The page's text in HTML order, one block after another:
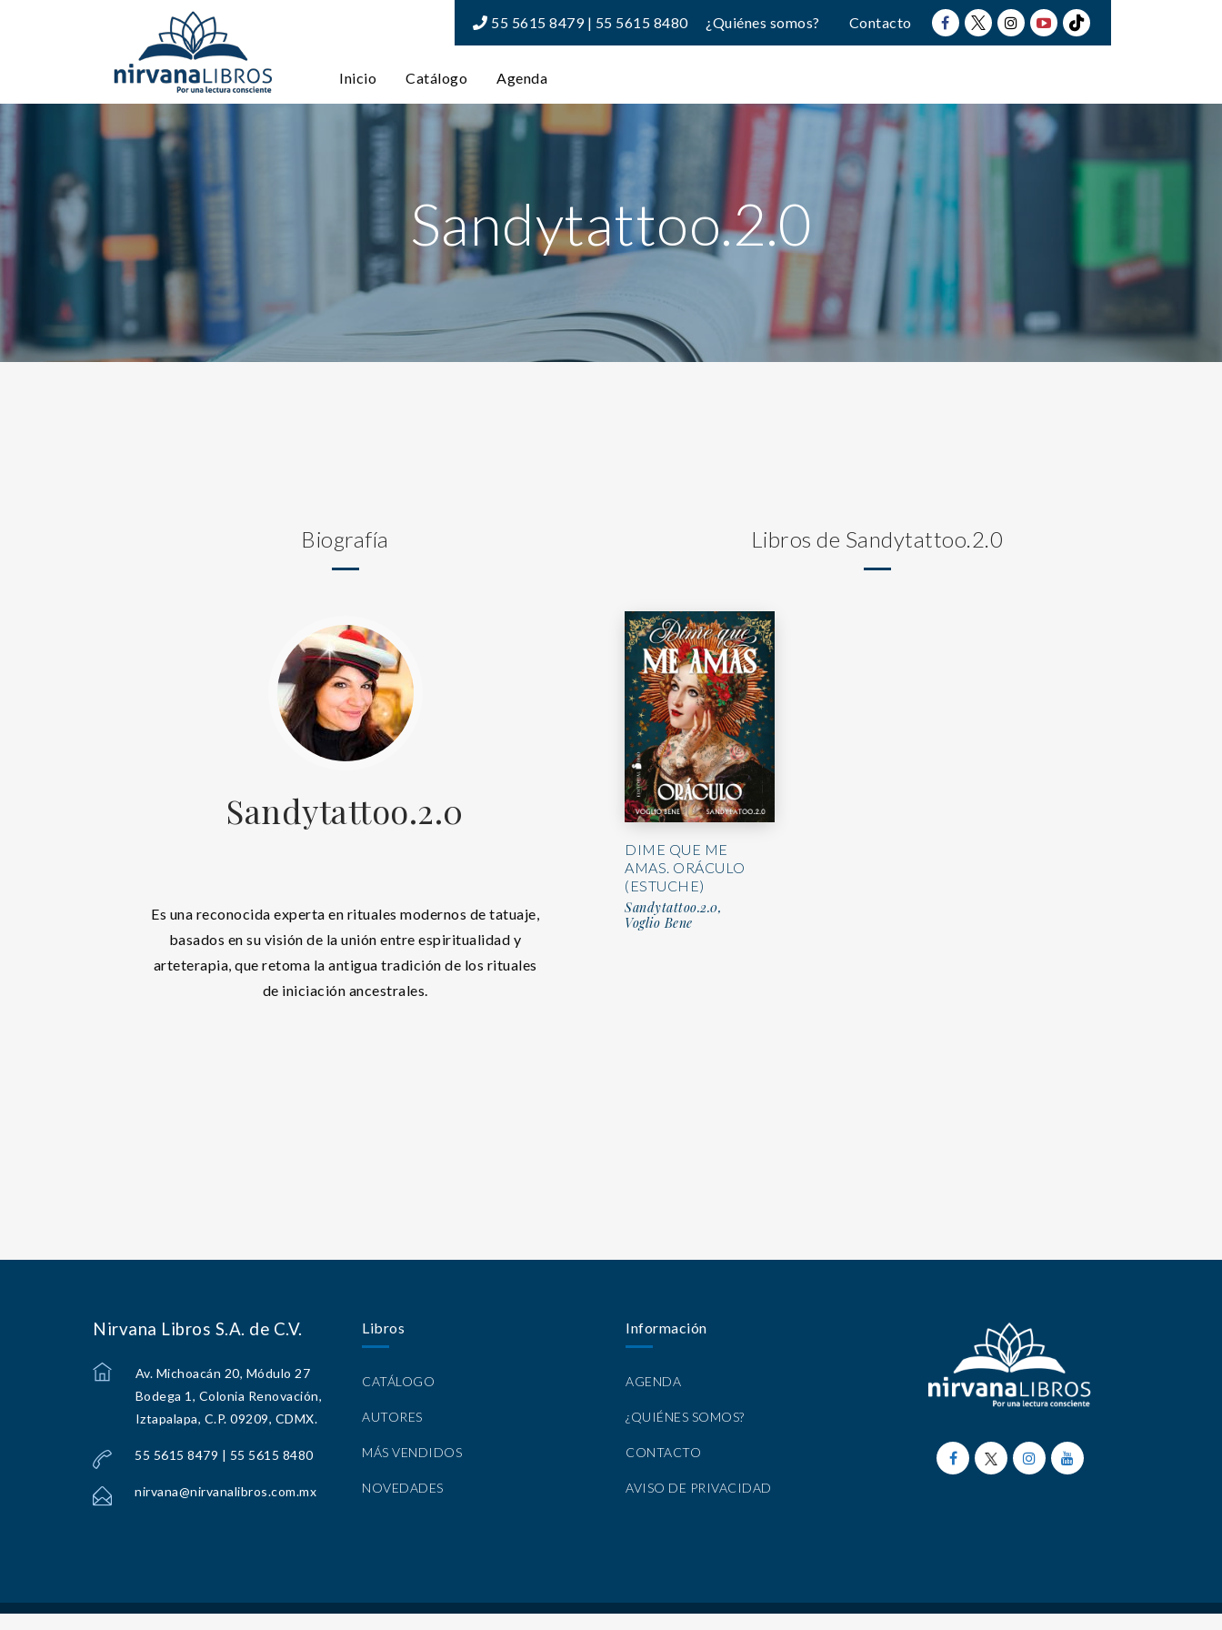
55 5615 8479 | 55 5615 8480 ¿Quiénes somos? Contacto
Inicio Catálogo Agenda
Sandytattoo.2.0
Biografía
Sandytattoo.2.0
Es una reconocida experta en rituales modernos de tatuaje,
basados en su visión de la unión entre espiritualidad y
arteterapia, que retoma la antigua tradición de los rituales
de iniciación ancestrales.
Libros de Sandytattoo.2.0
DIME QUE ME
AMAS. ORÁCULO
(ESTUCHE)
Sandytattoo.2.0,
Voglio Bene
Nirvana Libros S.A. de C.V.
Av. Michoacán 20, Módulo 27
Bodega 1, Colonia Renovación,
Iztapalapa, C.P. 09209, CDMX.
55 5615 8479 | 55 5615 8480
nirvana@nirvanalibros.com.mx
Libros
CATÁLOGO
AUTORES
MÁS VENDIDOS
NOVEDADES
Información
AGENDA
¿QUIÉNES SOMOS?
CONTACTO
AVISO DE PRIVACIDAD